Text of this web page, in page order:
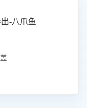
-八爪鱼